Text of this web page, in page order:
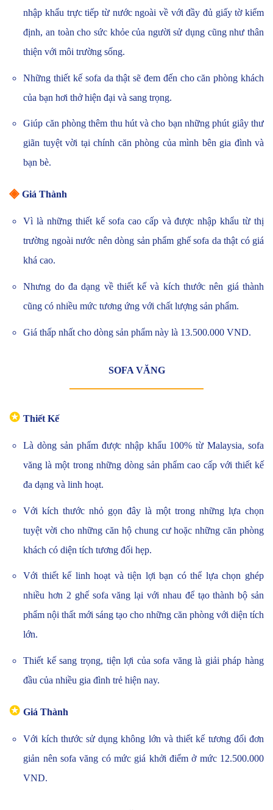
nhập khẩu trực tiếp từ nước ngoài về với đầy đủ giấy tờ kiểm
định, an toàn cho sức khỏe của người sử dụng cũng như thân
thiện với môi trường sống.
Những thiết kế sofa da thật sẽ đem đến cho căn phòng khách
của bạn hơi thở hiện đại và sang trọng.
Giúp căn phòng thêm thu hút và cho bạn những phút giây thư
giãn tuyệt vời tại chính căn phòng của mình bên gia đình và
bạn bè.
◈ Giá Thành
Vì là những thiết kế sofa cao cấp và được nhập khẩu từ thị
trường ngoài nước nên dòng sản phẩm ghế sofa da thật có giá
khá cao.
Nhưng do đa dạng về thiết kế và kích thước nên giá thành
cũng có nhiều mức tương ứng với chất lượng sản phẩm.
Giá thấp nhất cho dòng sản phẩm này là 13.500.000 VND.
SOFA VĂNG
✪ Thiết Kế
Là dòng sản phẩm được nhập khẩu 100% từ Malaysia, sofa
văng là một trong những dòng sản phẩm cao cấp với thiết kế
đa dạng và linh hoạt.
Với kích thước nhỏ gọn đây là một trong những lựa chọn
tuyệt vời cho những căn hộ chung cư hoặc những căn phòng
khách có diện tích tương đối hẹp.
Với thiết kế linh hoạt và tiện lợi bạn có thể lựa chọn ghép
nhiều hơn 2 ghế sofa văng lại với nhau để tạo thành bộ sản
phẩm nội thất mới sáng tạo cho những căn phòng với diện tích
lớn.
Thiết kế sang trọng, tiện lợi của sofa văng là giải pháp hàng
đầu của nhiều gia đình trẻ hiện nay.
✪ Giá Thành
Với kích thước sử dụng không lớn và thiết kế tương đối đơn
giản nên sofa văng có mức giá khởi điểm ở mức 12.500.000
VND.